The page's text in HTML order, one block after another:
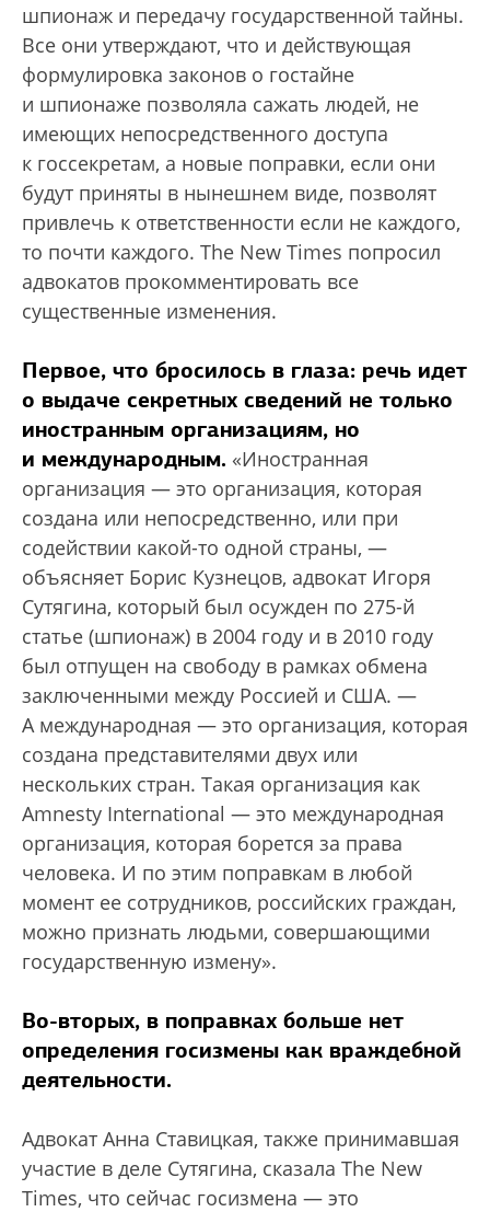
шпионаж и передачу государственной тайны.
Все они утверждают, что и действующая
формулировка законов о гостайне
и шпионаже позволяла сажать людей, не
имеющих непосредственного доступа
к госсекретам, а новые поправки, если они
будут приняты в нынешнем виде, позволят
привлечь к ответственности если не каждого,
то почти каждого. The New Times попросил
адвокатов прокомментировать все
существенные изменения.
Первое, что бросилось в глаза: речь идет
о выдаче секретных сведений не только
иностранным организациям, но
и международным. «Иностранная
организация — это организация, которая
создана или непосредственно, или при
содействии какой-то одной страны, —
объясняет Борис Кузнецов, адвокат Игоря
Сутягина, который был осужден по 275-й
статье (шпионаж) в 2004 году и в 2010 году
был отпущен на свободу в рамках обмена
заключенными между Россией и США. —
А международная — это организация, которая
создана представителями двух или
нескольких стран. Такая организация как
Amnesty International — это международная
организация, которая борется за права
человека. И по этим поправкам в любой
момент ее сотрудников, российских граждан,
можно признать людьми, совершающими
государственную измену».
Во-вторых, в поправках больше нет
определения госизмены как враждебной
деятельности.
Адвокат Анна Ставицкая, также принимавшая
участие в деле Сутягина, сказала The New
Times, что сейчас госизмена — это